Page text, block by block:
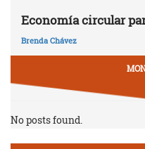
Economía circular
Brenda Chávez
No posts found.